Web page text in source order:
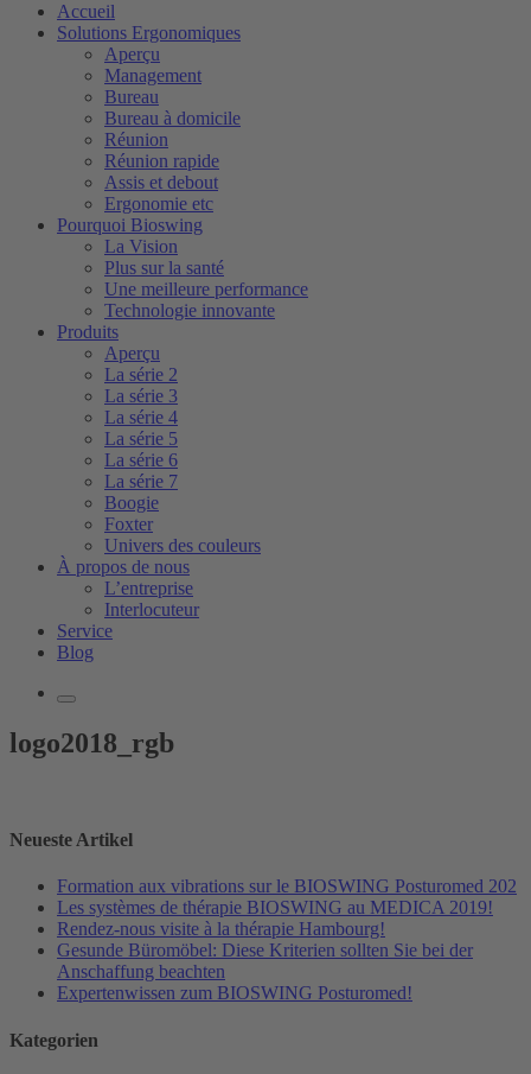
Accueil
Solutions Ergonomiques
Aperçu
Management
Bureau
Bureau à domicile
Réunion
Réunion rapide
Assis et debout
Ergonomie etc
Pourquoi Bioswing
La Vision
Plus sur la santé
Une meilleure performance
Technologie innovante
Produits
Aperçu
La série 2
La série 3
La série 4
La série 5
La série 6
La série 7
Boogie
Foxter
Univers des couleurs
À propos de nous
L’entreprise
Interlocuteur
Service
Blog
logo2018_rgb
Neueste Artikel
Formation aux vibrations sur le BIOSWING Posturomed 202
Les systèmes de thérapie BIOSWING au MEDICA 2019!
Rendez-nous visite à la thérapie Hambourg!
Gesunde Büromöbel: Diese Kriterien sollten Sie bei der
Anschaffung beachten
Expertenwissen zum BIOSWING Posturomed!
Kategorien